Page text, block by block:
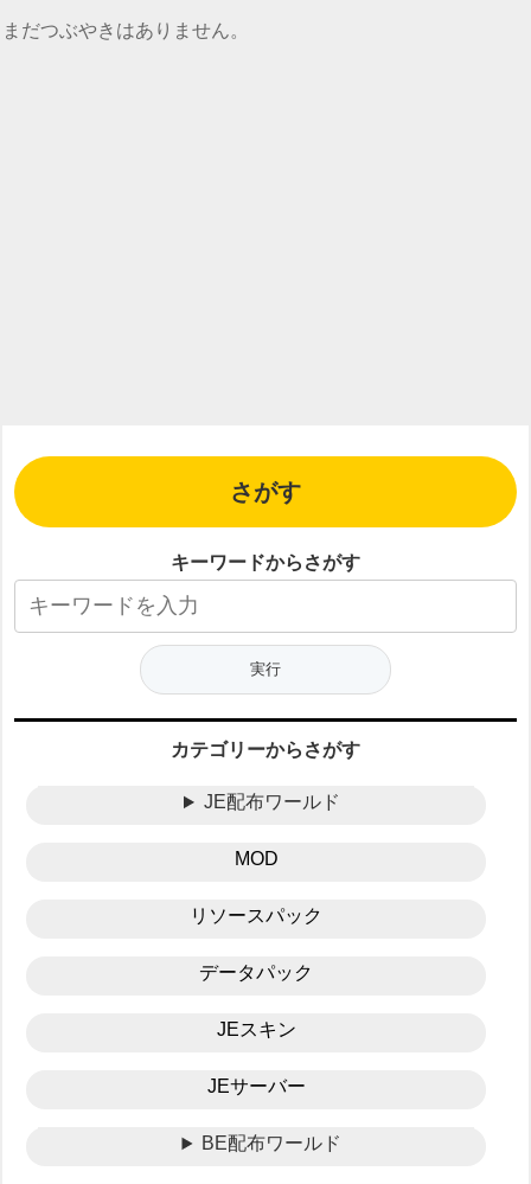
まだつぶやきはありません。
さがす
キーワードからさがす
カテゴリーからさがす
JE配布ワールド
MOD
リソースパック
データパック
JEスキン
JEサーバー
BE配布ワールド